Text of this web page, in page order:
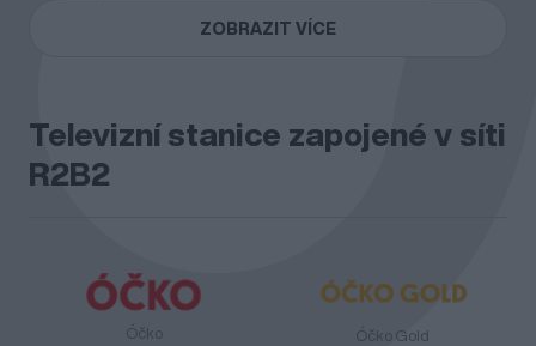
ZOBRAZIT VÍCE
Televizní stanice zapojené v síti
R2B2
Óčko Óčko Gold